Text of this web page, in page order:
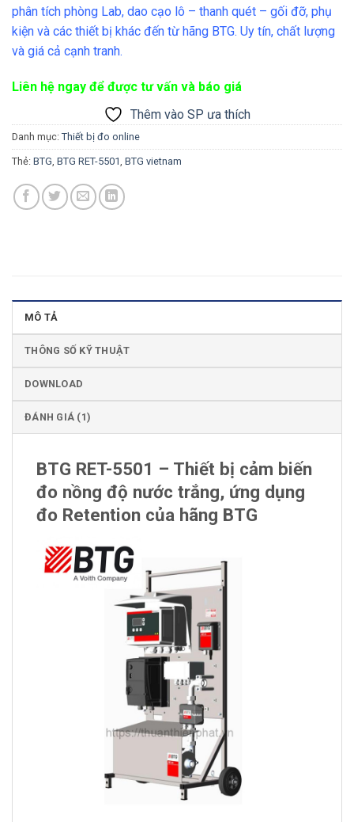
phân tích phòng Lab, dao cạo lô – thanh quét – gối đỡ, phụ
kiện và các thiết bị khác đến từ hãng BTG. Uy tín, chất lượng
và giá cả cạnh tranh.
Liên hệ ngay để được tư vấn và báo giá
Thêm vào SP ưa thích
Danh mục: Thiết bị đo online
Thẻ: BTG, BTG RET-5501, BTG vietnam
MÔ TẢ
THÔNG SỐ KỸ THUẬT
DOWNLOAD
ĐÁNH GIÁ (1)
BTG RET-5501 – Thiết bị cảm biến
đo nồng độ nước trắng, ứng dụng
đo Retention của hãng BTG